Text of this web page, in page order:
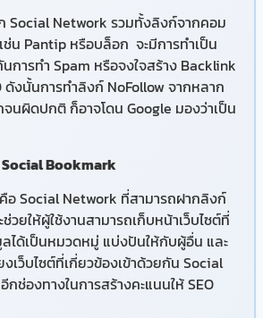
Social Network รวมทั้งลิงก์จากคอม
ช่น Pantip หรือบล็อก จะมีการทำเป็น
การทำ Spam หรือจงใจสร้าง Backlink
ดังนั้นการทำลิงก์ NoFollow จากหลาก
นผิดปกติ ก็อาจโดน Google มองว่าเป็น
Bookmark
อ Social Network ที่สามารถฝากลิงก์
ช่วยให้ผู้ใช้งานสามารถเก็บหน้าเว็บไซต์ที่
ได้เป็นหมวดหมู่ แบ่งปันให้กับผู้อื่น และ
งเว็บไซต์ที่เกี่ยวข้องเข้าด้วยกัน Social
ช่องทางในการสร้างคะแนนให้ SEO